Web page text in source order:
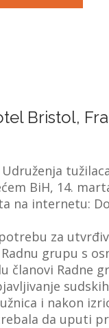
Bristol,
BiH, 14.
na internetu:
za
grupu s
članovi Radne
i nakon
da uputi